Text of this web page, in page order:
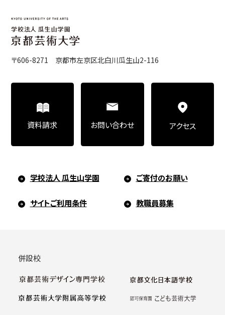
〒606-8271 京都市左京区北白川瓜生山2-116
学校法人 瓜生山学園 ご寄付のお願い
サイトご利用条件 教職員募集
資料請求 お問い合わせ アクセス
併設校